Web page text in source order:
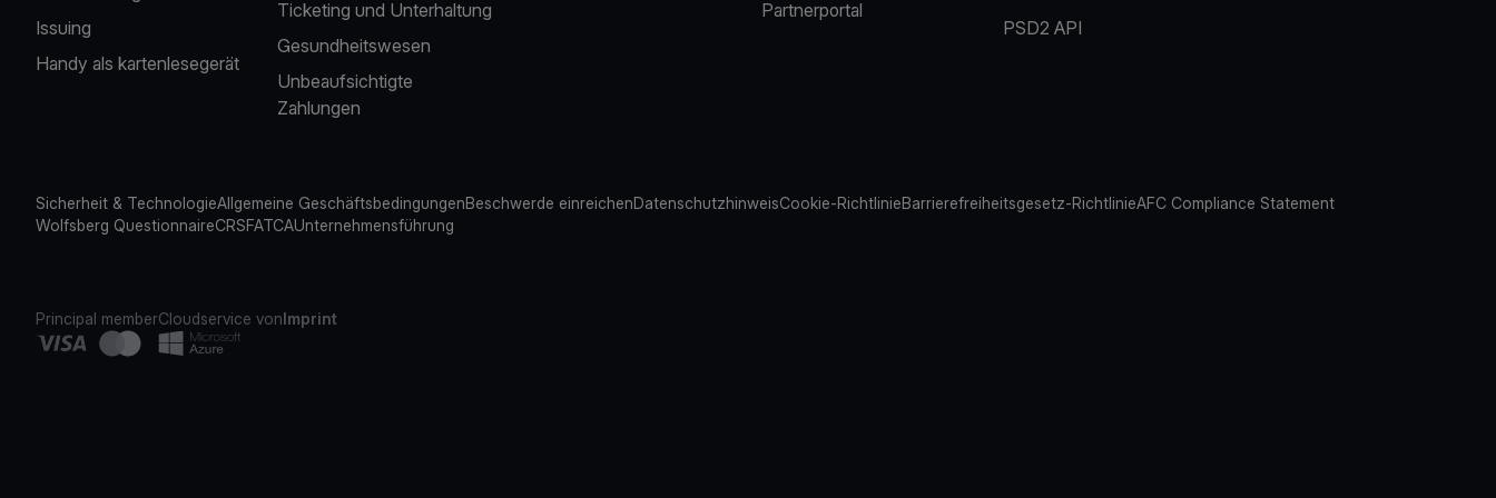
Issuing
Handy als kartenlesegerät
Ticketing und Unterhaltung
Gesundheitswesen
Unbeaufsichtigte
Zahlungen
Partnerportal
PSD2 API
Sicherheit & TechnologieAllgemeine GeschäftsbedingungenBeschwerde einreichenDatenschutzhinweisCookie-RichtlinieBarrierefreiheitsgesetz-RichtlinieAFC Compliance Statement
Wolfsberg QuestionnaireCRSFATCAUnternehmensführung
Principal memberCloudservice vonImprint